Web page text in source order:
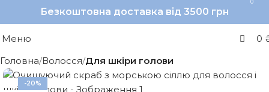
Безкоштовна доставка від 3500 грн
Меню
0
0
Головна Волосся Для шкіри голови
-20%